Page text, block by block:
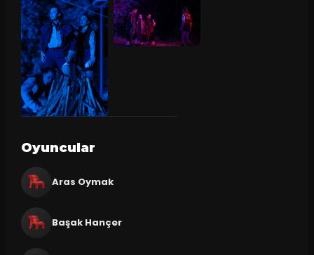
Oyuncular
Aras Oymak
Başak Hançer